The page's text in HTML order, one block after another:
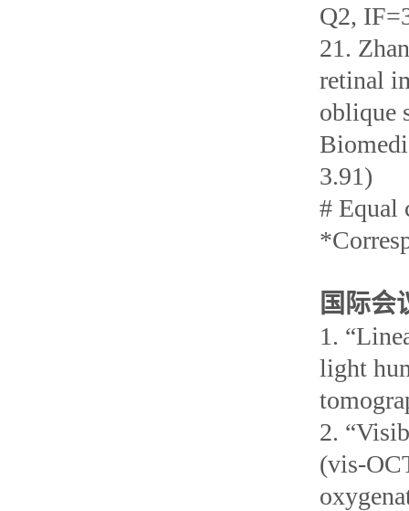
Q2,
21.
retinal
oblique
3.91)
# Equal
国际会
1.
light
2.
(vis-